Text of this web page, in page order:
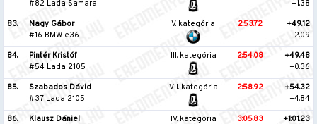
#82 Lada Samara
+1.38
83.
Nagy Gábor
#16 BMW e36
V. kategória 2:53.72
+49.12
+2.09
84.
Pintér Kristóf
#54 Lada 2105
III. kategória 2:54.08
+49.48
+0.36
85.
Szabados Dávid
#37 Lada 2105
VII. kategória 2:58.92
+54.32
+4.84
86. Klausz Dániel IV. kategória 3:05.83 +1:01.23